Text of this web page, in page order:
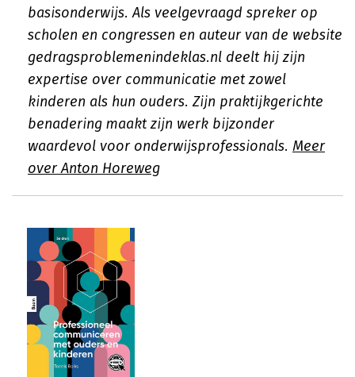
basisonderwijs. Als veelgevraagd spreker op
scholen en congressen en auteur van de website
gedragsproblemenindeklas.nl deelt hij zijn
expertise over communicatie met zowel
kinderen als hun ouders. Zijn praktijkgerichte
benadering maakt zijn werk bijzonder
waardevol voor onderwijsprofessionals. Meer
over Anton Horeweg